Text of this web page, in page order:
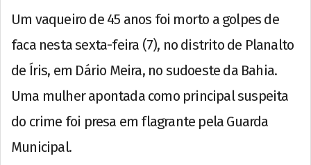
Um vaqueiro de 45 anos foi morto a golpes de
faca nesta sexta-feira (7), no distrito de Planalto
de Íris, em Dário Meira, no sudoeste da Bahia.
Uma mulher apontada como principal suspeita
do crime foi presa em flagrante pela Guarda
Municipal.